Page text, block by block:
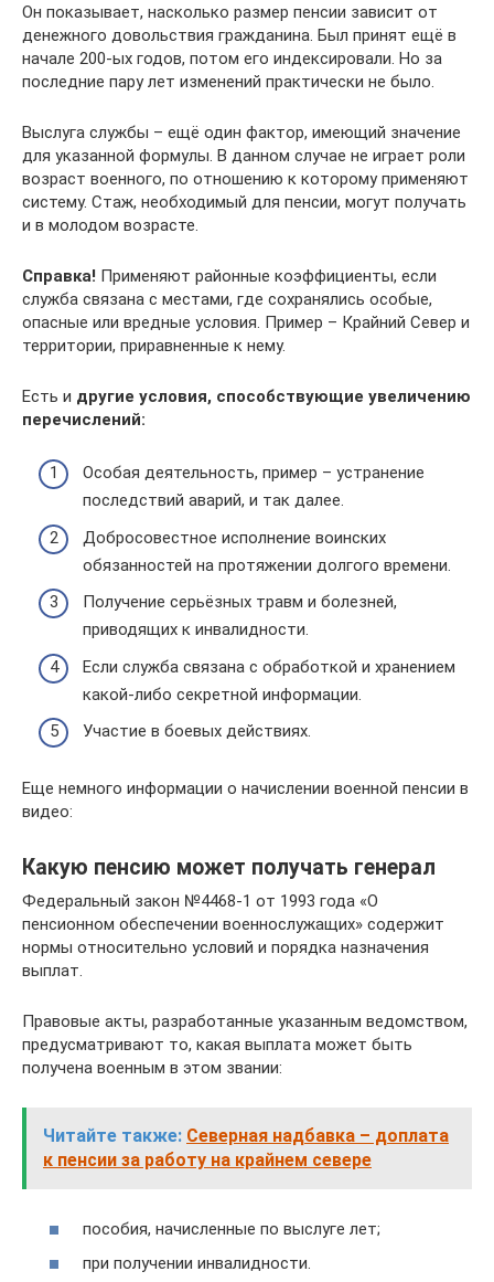
Он показывает, насколько размер пенсии зависит от
денежного довольствия гражданина. Был принят ещё в
начале 200-ых годов, потом его индексировали. Но за
последние пару лет изменений практически не было.
Выслуга службы – ещё один фактор, имеющий значение
для указанной формулы. В данном случае не играет роли
возраст военного, по отношению к которому применяют
систему. Стаж, необходимый для пенсии, могут получать
и в молодом возрасте.
Справка! Применяют районные коэффициенты, если
служба связана с местами, где сохранялись особые,
опасные или вредные условия. Пример – Крайний Север и
территории, приравненные к нему.
Есть и другие условия, способствующие увеличению
перечислений:
Особая деятельность, пример – устранение
последствий аварий, и так далее.
Добросовестное исполнение воинских
обязанностей на протяжении долгого времени.
Получение серьёзных травм и болезней,
приводящих к инвалидности.
Если служба связана с обработкой и хранением
какой-либо секретной информации.
Участие в боевых действиях.
Еще немного информации о начислении военной пенсии в
видео:
Какую пенсию может получать генерал
Федеральный закон №4468-1 от 1993 года «О
пенсионном обеспечении военнослужащих» содержит
нормы относительно условий и порядка назначения
выплат.
Правовые акты, разработанные указанным ведомством,
предусматривают то, какая выплата может быть
получена военным в этом звании:
Читайте также: Северная надбавка – доплата
к пенсии за работу на крайнем севере
пособия, начисленные по выслуге лет;
при получении инвалидности.